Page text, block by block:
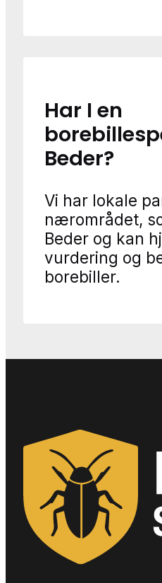
Har I en
Beder?
Vi har lokale
nærområdet,
Beder og kan
vurdering og
borebiller.